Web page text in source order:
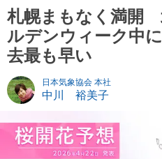
札幌まもなく満開
ルデンウィーク中
去最も早い
日本気象協会 本社
中川 裕美子